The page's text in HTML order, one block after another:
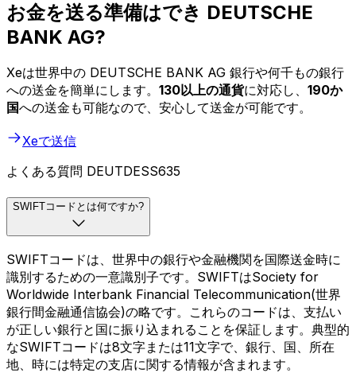
お金を送る準備はでき DEUTSCHE
BANK AG?
Xeは世界中の DEUTSCHE BANK AG 銀行や何千もの銀行
への送金を簡単にします。 130以上の通貨に対応し、 190か
国への送金も可能なので、安心して送金が可能です。
Xeで送信
よくある質問 DEUTDESS635
SWIFTコードとは何ですか?
SWIFTコードは、世界中の銀行や金融機関を国際送金時に
識別するための一意識別子です。SWIFTはSociety for
Worldwide Interbank Financial Telecommunication(世界
銀行間金融通信協会)の略です。これらのコードは、支払い
が正しい銀行と国に振り込まれることを保証します。典型的
なSWIFTコードは8文字または11文字で、銀行、国、所在
地、時には特定の支店に関する情報が含まれます。